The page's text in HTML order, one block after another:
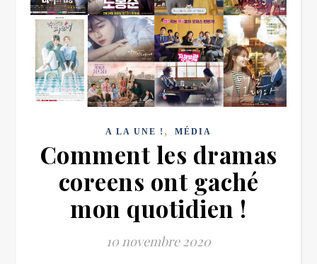
A LA UNE ! , MÉDIA
Comment les dramas
coreens ont gaché
mon quotidien !
10 novembre 2020